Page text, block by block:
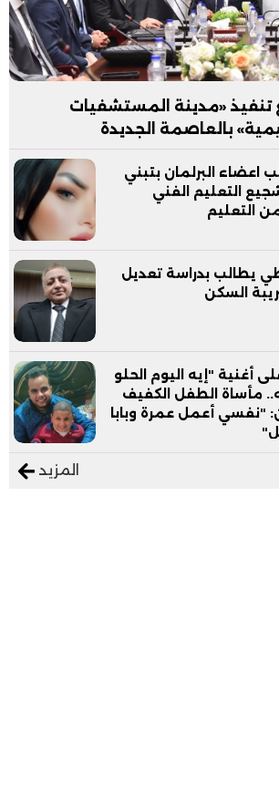
تنفيذ «مدينة المستشفيات
بالعاصمة الجديدة
اعضاء البرلمان بتبني
التعليم الفني
التعليم
يطالب بدراسة تعديل
السكن
أغنية "إيه اليوم الحلو
مأساة الطفل الكفيف
"نفسي أعمل عمرة وبابا
المزيد